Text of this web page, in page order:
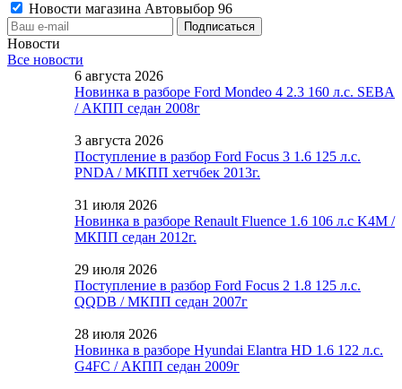
Новости магазина Автовыбор 96
Новости
Все новости
6 августа 2026
Новинка в разборе Ford Mondeo 4 2.3 160 л.с. SEBA
/ АКПП седан 2008г
3 августа 2026
Поступление в разбор Ford Focus 3 1.6 125 л.с.
PNDA / МКПП хетчбек 2013г.
31 июля 2026
Новинка в разборе Renault Fluence 1.6 106 л.с K4M /
МКПП седан 2012г.
29 июля 2026
Поступление в разбор Ford Focus 2 1.8 125 л.с.
QQDB / МКПП седан 2007г
28 июля 2026
Новинка в разборе Hyundai Elantra HD 1.6 122 л.с.
G4FC / АКПП седан 2009г